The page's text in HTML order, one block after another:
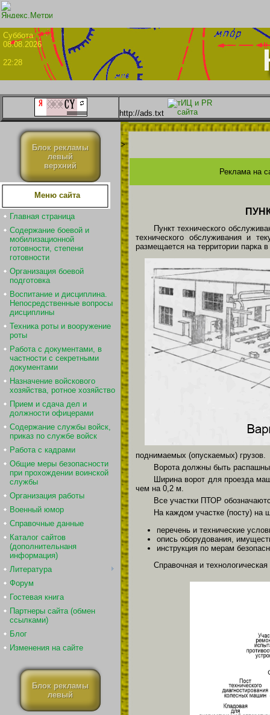
08.08.2026
22:28
http://ads.txt
Блок рекламы
левый
верхний
Меню сайта
Главная страница
Содержание боевой и
мобилизационной
готовности, степени
готовности
Организация боевой
подготовка
Воспитание и дисциплина.
Непосредственные вопросы
дисциплины
Техника роты и вооружение
роты
Работа с документами, в
частности с секретными
документами
Назначение войскового
хозяйства, ротное хозяйство
Прием и сдача дел и
должности офицерами
Содержание службы войск,
приказ по службе войск
Работа с кадрами
Общие меры безопасности
при прохождении воинской
службы
Организация работы
Военный юмор
Справочные данные
Каталог сайтов
(дополнительнаня
информация)
Литература
Форум
Гостевая книга
Партнеры сайта (обмен
ссылками)
Блог
Изменения на сайте
Блок рекламы
левый
>
Реклама на
Пункт технического
технического обслуживания и
размещается на территории парка
поднимаемых (опускаемых) грузов.
Ворота должны быть
Ширина ворот для проезда
чем на 0,2 м.
Все участки ПТОР
На каждом участке (посту) на
перечень и технические
опись оборудования,
инструкция по мерам
Справочная и